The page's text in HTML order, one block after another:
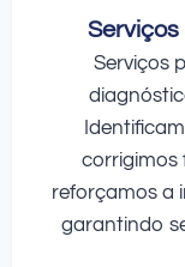
Serviços
corrigimos
reforçamos a
garantindo